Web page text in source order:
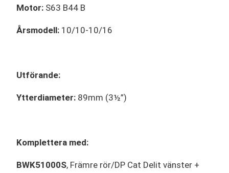
Motor: S63 B44 B
Årsmodell: 10/10-10/16
Utförande:
Ytterdiameter: 89mm (3½”)
Komplettera med:
BWK51000S, Främre rör/DP Cat Delit vänster +